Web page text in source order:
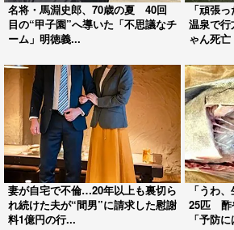
名将・馬淵史郎、70歳の夏 40回
目の“甲子園”へ導いた「不思議なチ
ーム」明徳義...
「頑張
温泉で行
ゃん死
妻が自宅で不倫…20年以上も裏切ら
れ続けた夫が“間男”に請求した慰謝
料1億円の行...
「うわ
25匹 酢
「予防